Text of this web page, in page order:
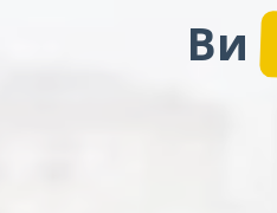
Ви